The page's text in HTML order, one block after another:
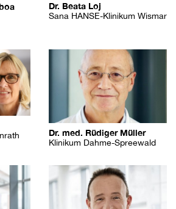
Dr. Beata Loj
Sana HANSE-Klinikum Wismar
Dr. med. Rüdiger Müller
Klinikum Dahme-Spreewald